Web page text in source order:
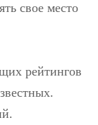
свое место
рейтингов